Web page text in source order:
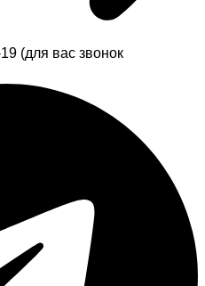
(для вас звонок